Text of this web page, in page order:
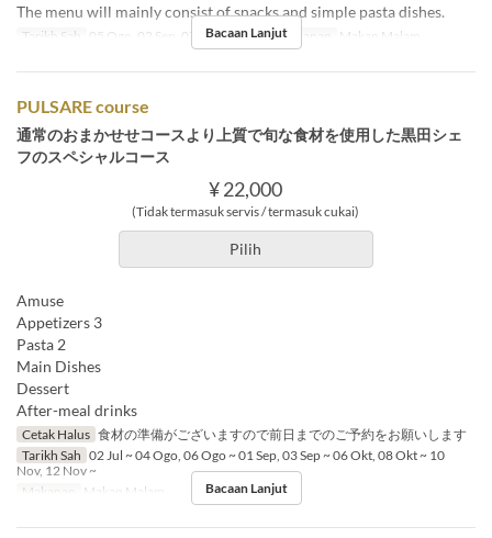
The menu will mainly consist of snacks and simple pasta dishes.
Tarikh Sah 05 Ogo, 02 Sep, 07 Okt, 11 Nov Makanan Makan Malam
Bacaan Lanjut
PULSARE course
通常のおまかせせコースより上質で旬な食材を使用した黒田シェ
フのスペシャルコース
¥ 22,000
(Tidak termasuk servis / termasuk cukai)
Pilih
Amuse
Appetizers 3
Pasta 2
Main Dishes
Dessert
After-meal drinks
Cetak Halus 食材の準備がございますので前日までのご予約をお願いします
Tarikh Sah 02 Jul ~ 04 Ogo, 06 Ogo ~ 01 Sep, 03 Sep ~ 06 Okt, 08 Okt ~ 10
Nov, 12 Nov ~
Makanan
Makan Malam Bacaan Lanjut